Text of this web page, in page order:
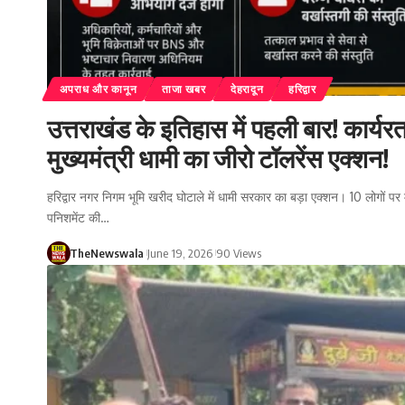
अपराध और कानून ताजा खबर देहरादून हरिद्वार
उत्तराखंड के इतिहास में पहली बार!
मुख्यमंत्री धामी का जीरो टॉलरेंस एक्शन!
हरिद्वार नगर निगम भूमि खरीद घोटाले में धामी सरकार का बड़ा एक्शन। 10 लोगों
पनिशमेंट की…
TheNewswala June 19, 2026 90 Views